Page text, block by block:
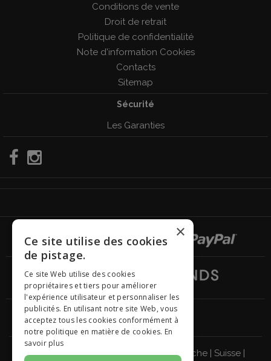
Conditions de vente
Droit de retrait
Politique de confidentialité
Note d'information Cookies
Contacts
Sitemap
Sécurité
Les Garanties
Italie|Allemagne|Royaume-Uni|Autriche| Suisse|
×
Ce site utilise des cookies
de pistage.
Ce site Web utilise des cookies
propriétaires et tiers pour améliorer
l'expérience utilisateur et personnaliser les
publicités. En utilisant notre site Web, vous
acceptez tous les cookies conformément à
notre politique en matière de cookies. En
savoir plus